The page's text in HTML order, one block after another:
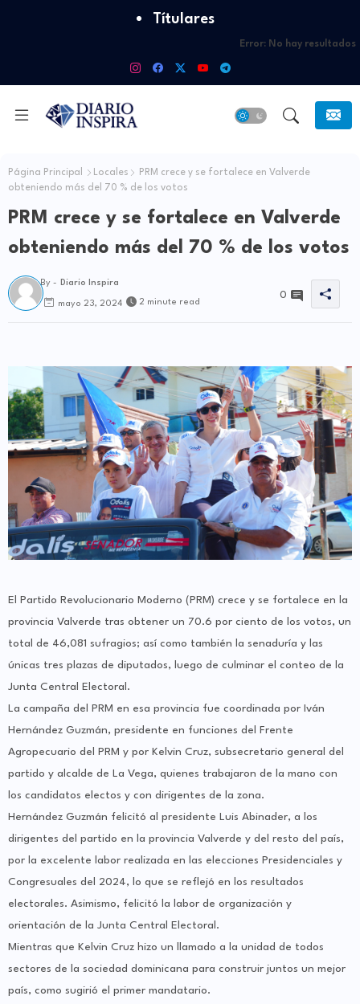
Títulares
Error: No hay resultados
Página Principal Locales
PRM crece y se fortalece en Valverde
obteniendo más del 70 % de los votos
PRM crece y se fortalece en Valverde
obteniendo más del 70 % de los votos
By - Diario Inspira
mayo 23, 2024 2 minute read
0
El Partido Revolucionario Moderno (PRM) crece y se fortalece en la
provincia Valverde tras obtener un 70.6 por ciento de los votos, un
total de 46,081 sufragios; así como también la senaduría y las
únicas tres plazas de diputados, luego de culminar el conteo de la
Junta Central Electoral.
La campaña del PRM en esa provincia fue coordinada por Iván
Hernández Guzmán, presidente en funciones del Frente
Agropecuario del PRM y por Kelvin Cruz, subsecretario general del
partido y alcalde de La Vega, quienes trabajaron de la mano con
los candidatos electos y con dirigentes de la zona.
Hernández Guzmán felicitó al presidente Luis Abinader, a los
dirigentes del partido en la provincia Valverde y del resto del país,
por la excelente labor realizada en las elecciones Presidenciales y
Congresuales del 2024, lo que se reflejó en los resultados
electorales. Asimismo, felicitó la labor de organización y
orientación de la Junta Central Electoral.
Mientras que Kelvin Cruz hizo un llamado a la unidad de todos
sectores de la sociedad dominicana para construir juntos un mejor
país, como sugirió el primer mandatario.